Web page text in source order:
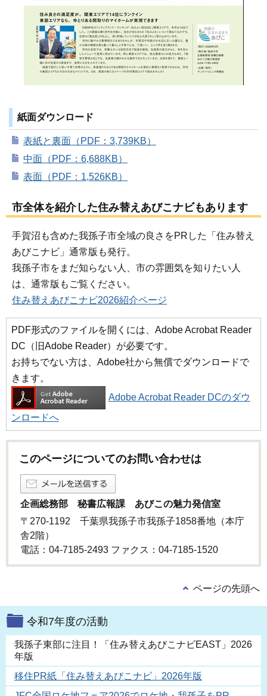
紙面ダウンロード
表紙と裏面（PDF：3,739KB）
中面（PDF：6,688KB）
表面（PDF：1,526KB）
市全体を紹介した住み替えあびこナビもあります
手賀沼も含めた我孫子市全域の良さをPRした「住み替え
あびこナビ」通常版も発行。
我孫子市をまだ知らない人、市の雰囲気を知りたい人
は、通常版もご覧ください。
住み替えあびこナビ2026紹介ページ
PDF形式のファイルを開くには、Adobe Acrobat Reader
DC（旧Adobe Reader）が必要です。
お持ちでない方は、Adobe社から無償でダウンロードで
きます。
Adobe Acrobat Reader DCのダウ
ンロードへ
このページについてのお問い合わせは
企画総務部 秘書広報課 あびこの魅力発信室
〒270-1192 千葉県我孫子市我孫子1858番地（本庁
舎2階）
電話：04-7185-2493 ファクス：04-7185‐1520
ページの先頭へ
令和7年度の活動
我孫子東部に注目！「住み替えあびこナビEAST」2026
年版
移住PR紙「住み替えあびこナビ」2026年版